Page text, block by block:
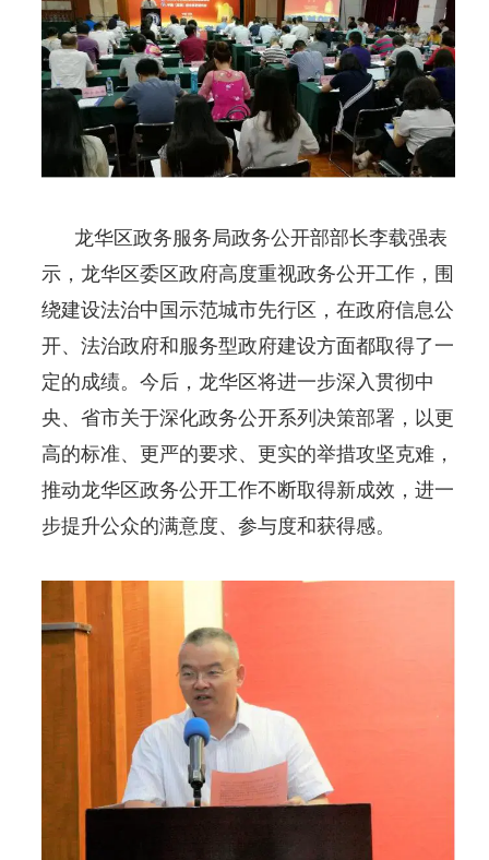
龙华区政务服务局政务公开部部长李载强表
示，龙华区委区政府高度重视政务公开工作，围
绕建设法治中国示范城市先行区，在政府信息公
开、法治政府和服务型政府建设方面都取得了一
定的成绩。今后，龙华区将进一步深入贯彻中
央、省市关于深化政务公开系列决策部署，以更
高的标准、更严的要求、更实的举措攻坚克难，
推动龙华区政务公开工作不断取得新成效，进一
步提升公众的满意度、参与度和获得感。